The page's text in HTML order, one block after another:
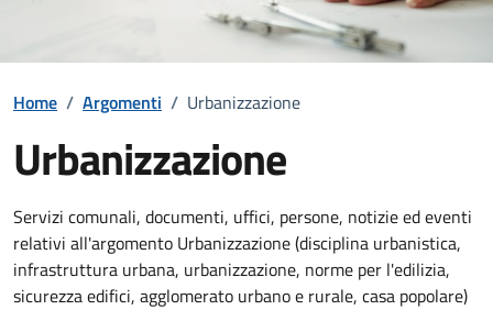
Home / Argomenti / Urbanizzazione
Urbanizzazione
Dettagli dell'argomento
Servizi comunali, documenti, uffici, persone, notizie ed eventi
relativi all'argomento Urbanizzazione (disciplina urbanistica,
infrastruttura urbana, urbanizzazione, norme per l'edilizia,
sicurezza edifici, agglomerato urbano e rurale, casa popolare)